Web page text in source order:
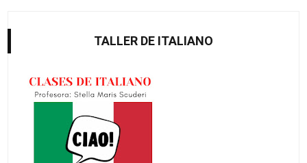
TALLER DE ITALIANO